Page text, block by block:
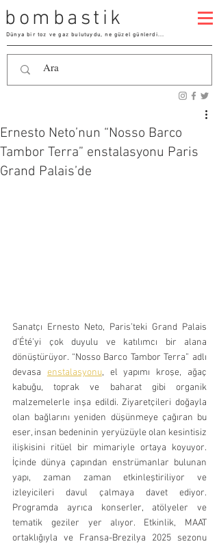
bombastik
Dünya bir toz ve gaz bulutuydu, ne güzel günlerdi...
Ernesto Neto’nun “Nosso Barco
Tambor Terra” enstalasyonu Paris
Grand Palais’de
Sanatçı Ernesto Neto, Paris’teki Grand Palais
d’Été’yi çok duyulu ve katılımcı bir alana
dönüştürüyor. “Nosso Barco Tambor Terra” adlı
devasa enstalasyonu, el yapımı kroşe, ağaç
kabuğu, toprak ve baharat gibi organik
malzemelerle inşa edildi. Ziyaretçileri doğayla
olan bağlarını yeniden düşünmeye çağıran bu
eser, insan bedeninin yeryüzüyle olan kesintisiz
ilişkisini ritüel bir mimariyle ortaya koyuyor.
İçinde dünya çapından enstrümanlar bulunan
yapı, zaman zaman etkinleştiriliyor ve
izleyicileri davul çalmaya davet ediyor.
Programda ayrıca konserler, atölyeler ve
tematik geziler yer alıyor. Etkinlik, MAAT
ortaklığıyla ve Fransa-Brezilya 2025 sezonu